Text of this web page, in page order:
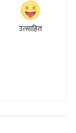
उत्साहित